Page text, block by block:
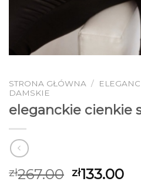
STRONA GŁÓWNA /
DAMSKIE
eleganckie cienkie
zł267.00 zł133.00